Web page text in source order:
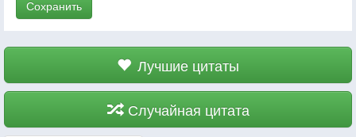
Сохранить
Лучшие цитаты
Случайная цитата